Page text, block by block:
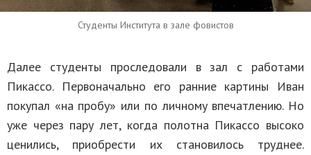
Студенты Института в зале фовистов
Далее студенты проследовали в зал с работами
Пикассо. Первоначально его ранние картины Иван
покупал «на пробу» или по личному впечатлению. Но
уже через пару лет, когда полотна Пикассо высоко
ценились, приобрести их становилось труднее.